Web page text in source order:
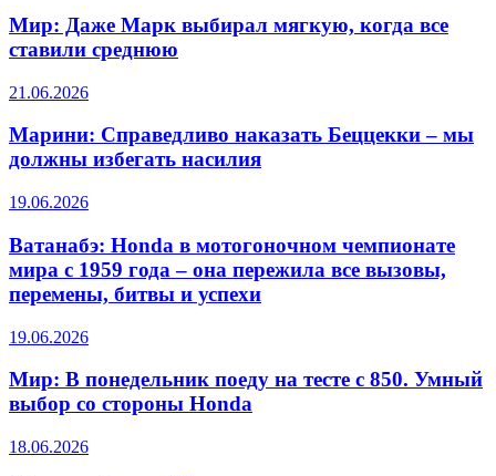
Мир: Даже Марк выбирал мягкую, когда все
ставили среднюю
21.06.2026
Марини: Справедливо наказать Беццекки – мы
должны избегать насилия
19.06.2026
Ватанабэ: Honda в мотогоночном чемпионате
мира с 1959 года – она пережила все вызовы,
перемены, битвы и успехи
19.06.2026
Мир: В понедельник поеду на тесте с 850. Умный
выбор со стороны Honda
18.06.2026